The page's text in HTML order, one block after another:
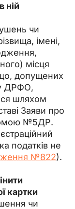
ній
чи
імені,
місця
допущених
у ДРФО,
шляхом
Заяви про
№5ДР.
податків не
№822).
картки
чи